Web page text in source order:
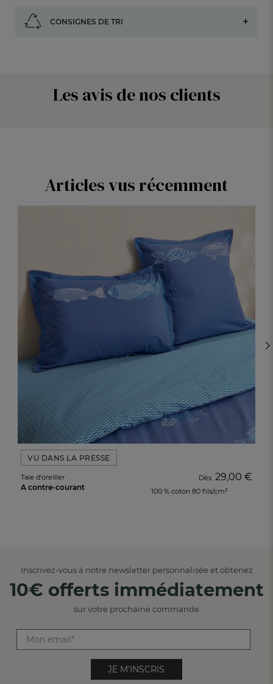
CONSIGNES DE TRI
Les avis de nos clients
Articles vus récemment
VU DANS LA PRESSE
Taie d'oreiller
À contre-courant
Dès 29,00 €
100 % coton 80 fils/cm²
Inscrivez-vous à notre newsletter personnalisée et obtenez
10€ offerts immédiatement
sur votre prochaine commande
JE M'INSCRIS